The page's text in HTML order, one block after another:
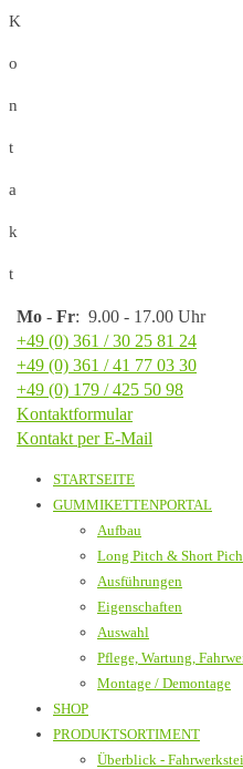
K
o
n
t
a
k
t
Mo - Fr: 9.00 - 17.00 Uhr
+49 (0) 361 / 30 25 81 24
+49 (0) 361 / 41 77 03 30
+49 (0) 179 / 425 50 98
Kontaktformular
Kontakt per E-Mail
STARTSEITE
GUMMIKETTENPORTAL
Aufbau
Long Pitch & Short Pich
Ausführungen
Eigenschaften
Auswahl
Pflege, Wartung,
Montage / Demontage
SHOP
PRODUKTSORTIMENT
Überblick -